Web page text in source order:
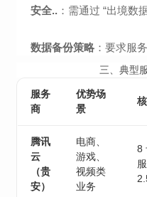
安全.. ：需通过 “出境数
数据备份策略 ：要求服
三、典型
服务
商
优势场
景
腾讯
云
（贵
安）
电商、
游戏、
视频类
业务
8